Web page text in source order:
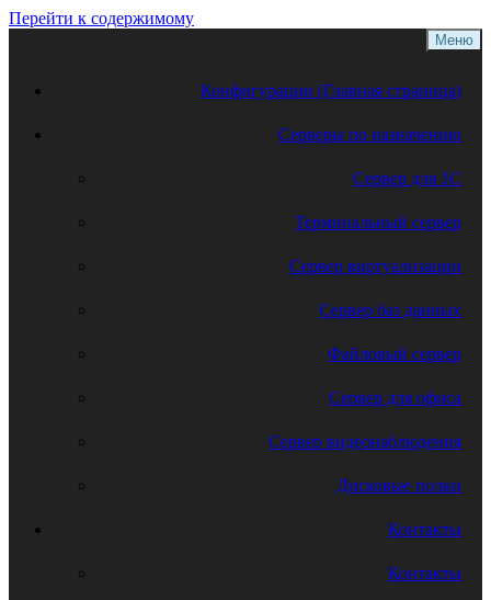
Перейти к содержимому
Меню
Конфигурации (Главная страница)
Серверы по назначению
Сервер для 1С
Терминальный сервер
Сервер виртуализации
Сервер баз данных
Файловый сервер
Сервер для офиса
Сервер видеонаблюдения
Дисковые полки
Контакты
Контакты